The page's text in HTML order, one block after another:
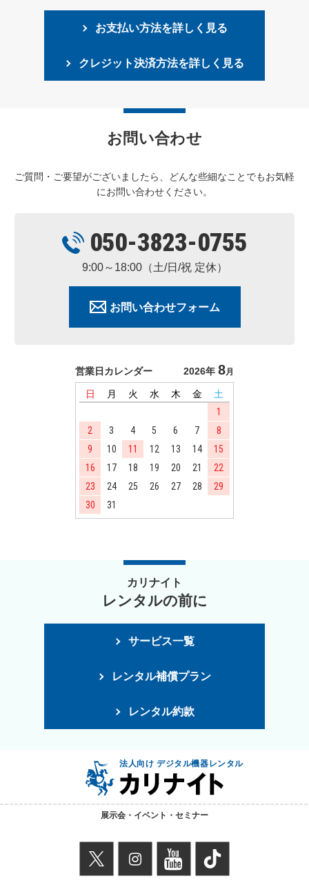
お支払い方法を詳しく見る
クレジット決済方法を詳しく見る
お問い合わせ
ご質問・ご要望がございましたら、どんな些細なことでもお気軽
にお問い合わせください。
営業日カレンダー 2026年 8月
日 月 火 水 木 金
土
1
2
3 4 5 6 7
8
9
10 11 12 13 14
15
16
17 18 19 20 21
22
23
24 25 26 27 28
29
30
31
050-3823-0755
9:00～18:00（土/日/祝 定休）
お問い合わせフォーム
カリナイト
レンタルの前に
サービス一覧
レンタル補償プラン
レンタル約款
法人向け デジタル機器レンタル
展示会・イベント・セミナー